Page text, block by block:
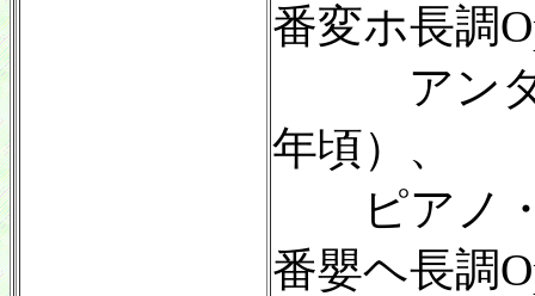
番変ホ長調
アンダ
年頃）、
ピアノ・
番嬰ヘ長調